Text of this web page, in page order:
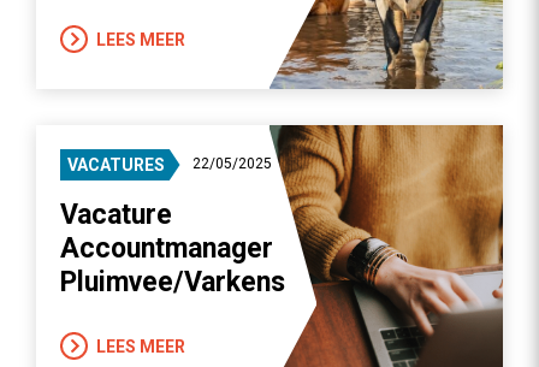
LEES MEER
VACATURES 22/05/2025
Vacature
Accountmanager
Pluimvee/Varkens
LEES MEER